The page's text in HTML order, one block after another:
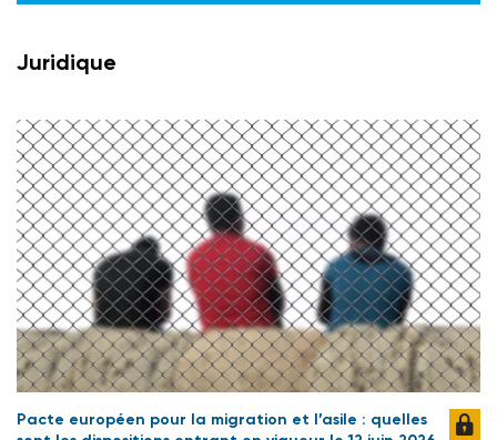
Juridique
Pacte européen pour la migration et l’asile : quelles